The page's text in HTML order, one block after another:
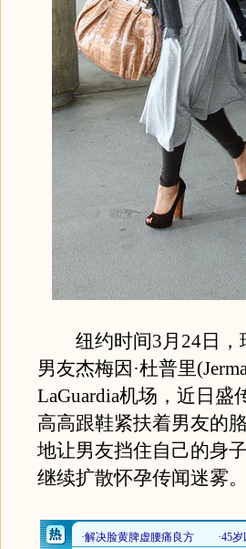
纽约时间3月24日，珍
男友杰梅因·杜普里
LaGuardia机场，近日
高高跟鞋紧扶着男友的
地让男友挡住自己的身
继续扩散怀孕传闻迷雾。